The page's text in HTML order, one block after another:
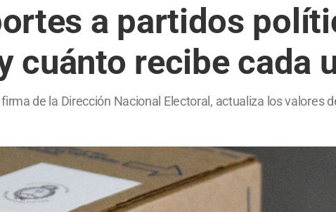
a partidos
cuánto recibe cada
de la Dirección Nacional Electoral, actualiza los valores